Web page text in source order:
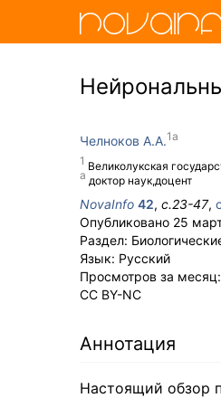
Челноков А.А.
Великолукская
доктор наук,доцент
NovaInfo 42, с.23-47,
Опубликовано 25
Раздел:
Язык: Русский
Просмотров за месяц:
CC BY-NC
Аннотация
Настоящий обзор